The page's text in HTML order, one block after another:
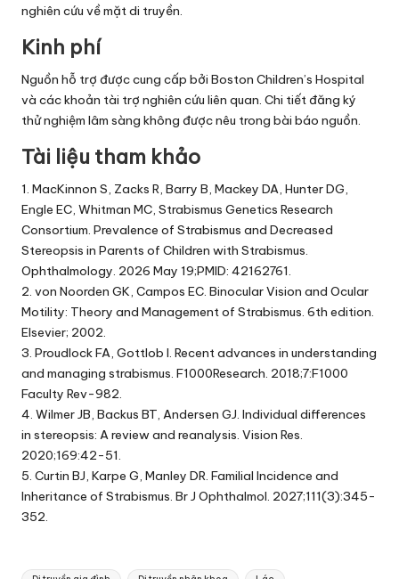
nghiên cứu về mặt di truyền.
Kinh phí
Nguồn hỗ trợ được cung cấp bởi Boston Children’s Hospital
và các khoản tài trợ nghiên cứu liên quan. Chi tiết đăng ký
thử nghiệm lâm sàng không được nêu trong bài báo nguồn.
Tài liệu tham khảo
1. MacKinnon S, Zacks R, Barry B, Mackey DA, Hunter DG,
Engle EC, Whitman MC, Strabismus Genetics Research
Consortium. Prevalence of Strabismus and Decreased
Stereopsis in Parents of Children with Strabismus.
Ophthalmology. 2026 May 19;PMID: 42162761.
2. von Noorden GK, Campos EC. Binocular Vision and Ocular
Motility: Theory and Management of Strabismus. 6th edition.
Elsevier; 2002.
3. Proudlock FA, Gottlob I. Recent advances in understanding
and managing strabismus. F1000Research. 2018;7:F1000
Faculty Rev-982.
4. Wilmer JB, Backus BT, Andersen GJ. Individual differences
in stereopsis: A review and reanalysis. Vision Res.
2020;169:42-51.
5. Curtin BJ, Karpe G, Manley DR. Familial Incidence and
Inheritance of Strabismus. Br J Ophthalmol. 2027;111(3):345-
352.
Tags: